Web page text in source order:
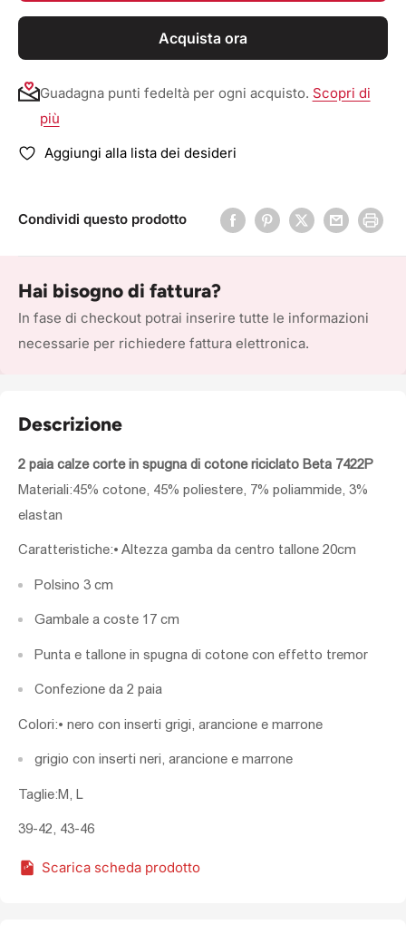
Acquista ora
Guadagna punti fedeltà per ogni acquisto. Scopri di
più
Aggiungi alla lista dei desideri
Condividi questo prodotto
Hai bisogno di fattura?
In fase di checkout potrai inserire tutte le informazioni
necessarie per richiedere fattura elettronica.
Descrizione
2 paia calze corte in spugna di cotone riciclato Beta 7422P
Materiali:45% cotone, 45% poliestere, 7% poliammide, 3%
elastan
Caratteristiche:• Altezza gamba da centro tallone 20cm
Polsino 3 cm
Gambale a coste 17 cm
Punta e tallone in spugna di cotone con effetto tremor
Confezione da 2 paia
Colori:• nero con inserti grigi, arancione e marrone
grigio con inserti neri, arancione e marrone
Taglie:M, L
39-42, 43-46
Scarica scheda prodotto